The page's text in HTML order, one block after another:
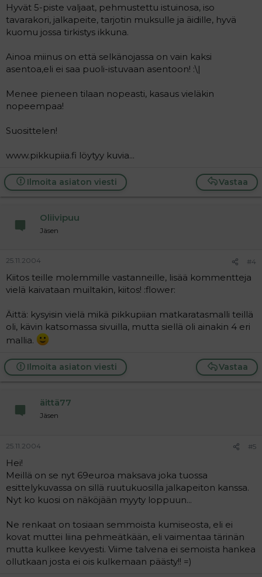
Hyvät 5-piste valjaat, pehmustettu istuinosa, iso
tavarakori, jalkapeite, tarjotin muksulle ja äidille, hyvä
kuomu jossa tirkistys ikkuna.
Ainoa miinus on että selkänojassa on vain kaksi
asentoa,eli ei saa puoli-istuvaan asentoon! :\|
Menee pieneen tilaan nopeasti, kasaus vieläkin
nopeempaa!
Suosittelen!
www.pikkupiia.fi löytyy kuvia...
Vastaa
Ilmoita asiaton viesti
Oliivipuu
Jäsen
25.11.2004 #4
Kiitos teille molemmille vastanneille, lisää kommentteja
vielä kaivataan muiltakin, kiitos! :flower:
Äittä: kysyisin vielä mikä pikkupiian matkaratasmalli teillä
oli, kävin katsomassa sivuilla, mutta siellä oli ainakin 4 eri
mallia.
Vastaa
Ilmoita asiaton viesti
äittä77
Jäsen
25.11.2004 #5
Hei!
Meillä on se nyt 69euroa maksava joka tuossa
esittelykuvassa on sillä ruutukuosilla jalkapeiton kanssa.
Nyt ko kuosi on näköjään myyty loppuun...
Ne renkaat on tosiaan semmoista kumiseosta, eli ei
kovat muttei liina pehmeätkään, eli vaimentaa tärinän
mutta kulkee kevyesti. Viime talvena ei semoista hankea
ollutkaan josta ei ois kulkemaan päästy!! =)